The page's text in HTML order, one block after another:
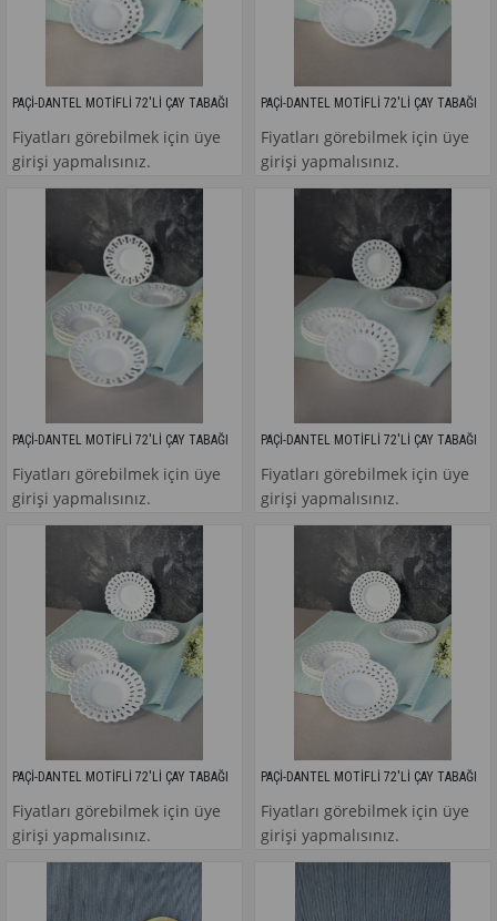
PAÇİ-DANTEL MOTİFLİ 72'Lİ ÇAY TABAĞI
Fiyatları görebilmek için üye
girişi yapmalısınız.
PAÇİ-DANTEL MOTİFLİ 72'Lİ ÇAY TABAĞI
Fiyatları görebilmek için üye
girişi yapmalısınız.
PAÇİ-DANTEL MOTİFLİ 72'Lİ ÇAY TABAĞI
Fiyatları görebilmek için üye
girişi yapmalısınız.
PAÇİ-DANTEL MOTİFLİ 72'Lİ ÇAY TABAĞI
Fiyatları görebilmek için üye
girişi yapmalısınız.
PAÇİ-DANTEL MOTİFLİ 72'Lİ ÇAY TABAĞI
Fiyatları görebilmek için üye
girişi yapmalısınız.
PAÇİ-DANTEL MOTİFLİ 72'Lİ ÇAY TABAĞI
Fiyatları görebilmek için üye
girişi yapmalısınız.